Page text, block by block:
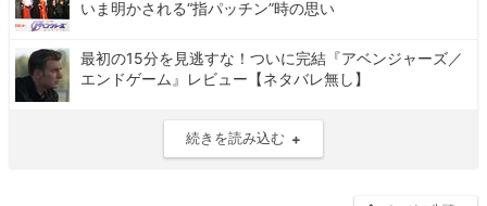
いま明かされる“指パッチン”時の思い
最初の15分を見逃すな！ついに完結『アベンジャーズ／
エンドゲーム』レビュー【ネタバレ無し】
続きを読み込む